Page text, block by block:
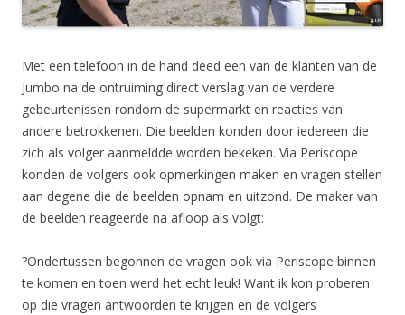
Met een telefoon in de hand deed een van de klanten van de
Jumbo na de ontruiming direct verslag van de verdere
gebeurtenissen rondom de supermarkt en reacties van
andere betrokkenen. Die beelden konden door iedereen die
zich als volger aanmeldde worden bekeken. Via Periscope
konden de volgers ook opmerkingen maken en vragen stellen
aan degene die de beelden opnam en uitzond. De maker van
de beelden reageerde na afloop als volgt:
?Ondertussen begonnen de vragen ook via Periscope binnen
te komen en toen werd het echt leuk! Want ik kon proberen
op die vragen antwoorden te krijgen en de volgers